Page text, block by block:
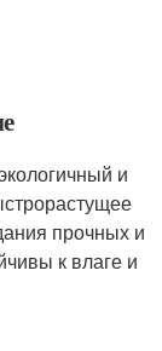
и
прочных и
к влаге и